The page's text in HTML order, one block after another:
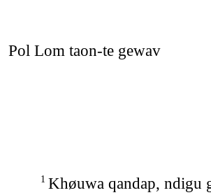
Pol Lom taon-te gewav
1 Khøuwa qandap, ndigu